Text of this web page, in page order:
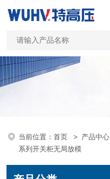
当前位置：首页 > 产品中心
系列开关柜无局放模